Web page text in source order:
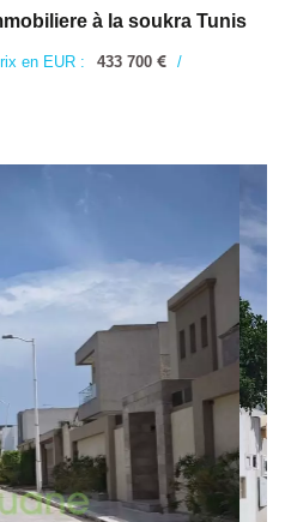
à la soukra Tunis
en EUR : 433 700 /